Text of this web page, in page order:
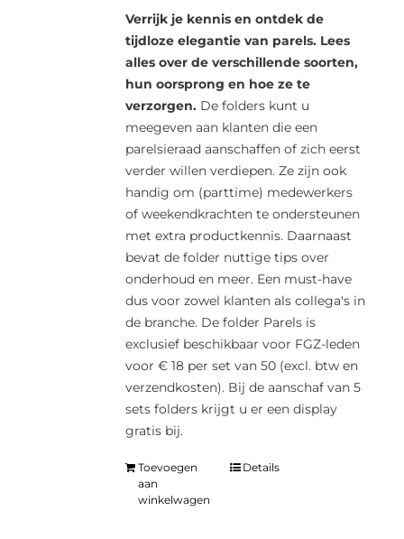
Verrijk je kennis en ontdek de
tijdloze elegantie van parels. Lees
alles over de verschillende soorten,
hun oorsprong en hoe ze te
verzorgen. De folders kunt u
meegeven aan klanten die een
parelsieraad aanschaffen of zich eerst
verder willen verdiepen. Ze zijn ook
handig om (parttime) medewerkers
of weekendkrachten te ondersteunen
met extra productkennis. Daarnaast
bevat de folder nuttige tips over
onderhoud en meer. Een must-have
dus voor zowel klanten als collega's in
de branche. De folder Parels is
exclusief beschikbaar voor FGZ-leden
voor € 18 per set van 50 (excl. btw en
verzendkosten). Bij de aanschaf van 5
sets folders krijgt u er een display
gratis bij.
Toevoegen
aan
winkelwagen
Details